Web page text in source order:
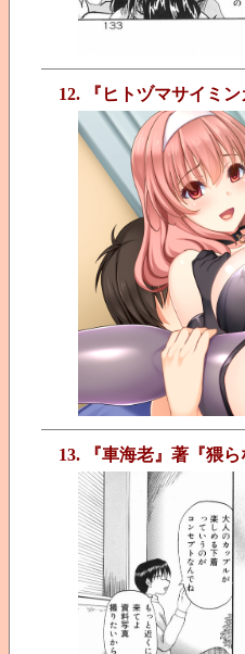
12. 『ヒトヅマサイミ
13. 『車海老』著『猥